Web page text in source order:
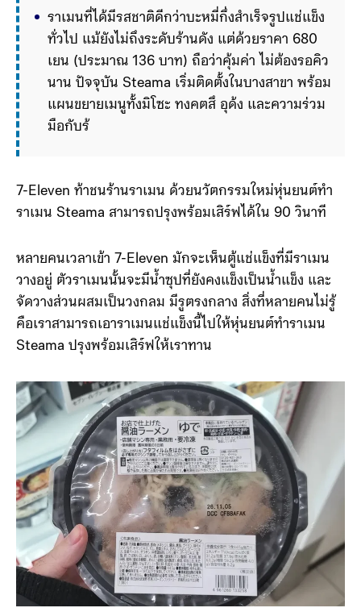
ราเมนที่ได้มีรสชาติดีกว่าบะหมี่กึ่งสำเร็จรูปแช่แข็ง
ทั่วไป แม้ยังไม่ถึงระดับร้านดัง แต่ด้วยราคา 680
เยน (ประมาณ 136 บาท) ถือว่าคุ้มค่า ไม่ต้องรอคิว
นาน ปัจจุบัน Steama เริ่มติดตั้งในบางสาขา พร้อม
แผนขยายเมนูทั้งมิโซะ ทงคตสึ อุด้ง และความร่วม
มือกับร้านราเมนชื่อดังในอนาคต
7-Eleven ท้าชนร้านราเมน ด้วยนวัตกรรมใหม่หุ่นยนต์ทำ
ราเมน Steama สามารถปรุงพร้อมเสิร์ฟได้ใน 90 วินาที
หลายคนเวลาเข้า 7-Eleven มักจะเห็นตู้แช่แข็งที่มีราเมน
วางอยู่ ตัวราเมนนั้นจะมีน้ำซุปที่ยังคงแข็งเป็นน้ำแข็ง และ
จัดวางส่วนผสมเป็นวงกลม มีรูตรงกลาง สิ่งที่หลายคนไม่รู้
คือเราสามารถเอาราเมนแช่แข็งนี้ไปให้หุ่นยนต์ทำราเมน
Steama ปรุงพร้อมเสิร์ฟให้เราทาน